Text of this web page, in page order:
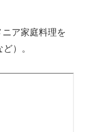
ニア家庭料理を
）。